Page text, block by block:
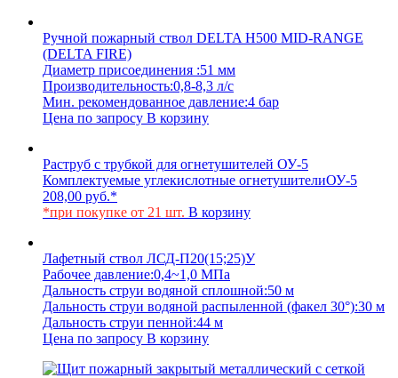
Ручной пожарный ствол DELTA H500 MID-RANGE
(DELTA FIRE)
Диаметр присоединения :51 мм
Производительность:0,8-8,3 л/с
Мин. рекомендованное давление:4 бар
Цена по запросу В корзину
Раструб с трубкой для огнетушителей ОУ-5
Комплектуемые углекислотные огнетушителиОУ-5
208,00 руб.*
*при покупке от 21 шт. В корзину
Лафетный ствол ЛСД-П20(15;25)У
Рабочее давление:0,4~1,0 МПа
Дальность струи водяной сплошной:50 м
Дальность струи водяной распыленной (факел 30°):30 м
Дальность струи пенной:44 м
Цена по запросу В корзину